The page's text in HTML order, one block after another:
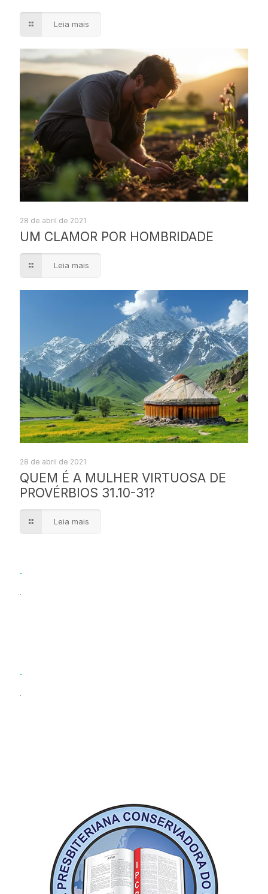
Leia mais
28 de abril de 2021
UM CLAMOR POR HOMBRIDADE
Leia mais
28 de abril de 2021
QUEM É A MULHER VIRTUOSA DE
PROVÉRBIOS 31.10-31?
Leia mais
.
.
.
.